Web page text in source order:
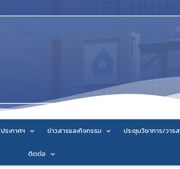
ะกาศฯ ข่าวสารและกิจกรรม ประชุมวิชาการ/วาร
ติดต่อ